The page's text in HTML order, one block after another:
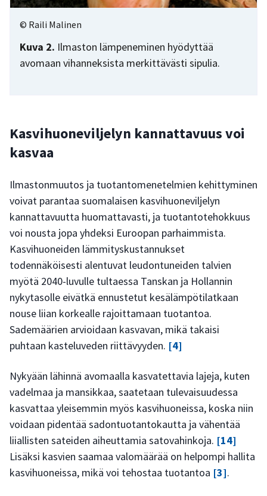
Kuva 2. Ilmaston lämpeneminen hyödyttää
avomaan vihanneksista merkittävästi sipulia.
© Raili Malinen
Kasvihuoneviljelyn kannattavuus voi
kasvaa
Ilmastonmuutos ja tuotantomenetelmien kehittyminen
voivat parantaa suomalaisen kasvihuoneviljelyn
kannattavuutta huomattavasti, ja tuotantotehokkuus
voi nousta jopa yhdeksi Euroopan parhaimmista.
Kasvihuoneiden lämmityskustannukset
todennäköisesti alentuvat leudontuneiden talvien
myötä 2040-luvulle tultaessa Tanskan ja Hollannin
nykytasolle eivätkä ennustetut kesälämpötilatkaan
nouse liian korkealle rajoittamaan tuotantoa.
Sademäärien arvioidaan kasvavan, mikä takaisi
puhtaan kasteluveden riittävyyden. [4]
Nykyään lähinnä avomaalla kasvatettavia lajeja, kuten
vadelmaa ja mansikkaa, saatetaan tulevaisuudessa
kasvattaa yleisemmin myös kasvihuoneissa, koska niin
voidaan pidentää sadontuotantokautta ja vähentää
liiallisten sateiden aiheuttamia satovahinkoja. [14]
Lisäksi kasvien saamaa valomäärää on helpompi hallita
kasvihuoneissa, mikä voi tehostaa tuotantoa [3].